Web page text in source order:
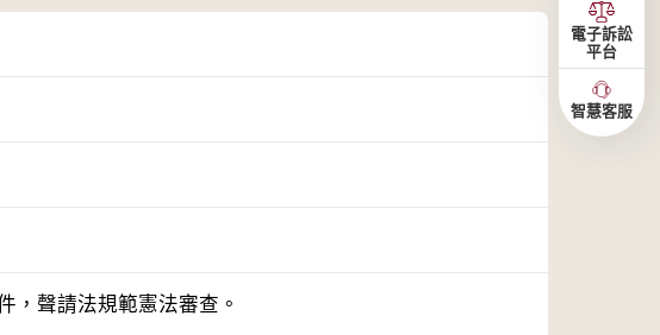
，聲請法規範憲法審查。
電子訴訟
平台
智慧客服